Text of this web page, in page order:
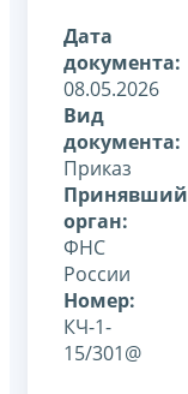
Дата
документа:
08.05.2026
Вид
документа:
Приказ
Принявший
орган:
ФНС
России
Номер:
КЧ-1-
15/301@